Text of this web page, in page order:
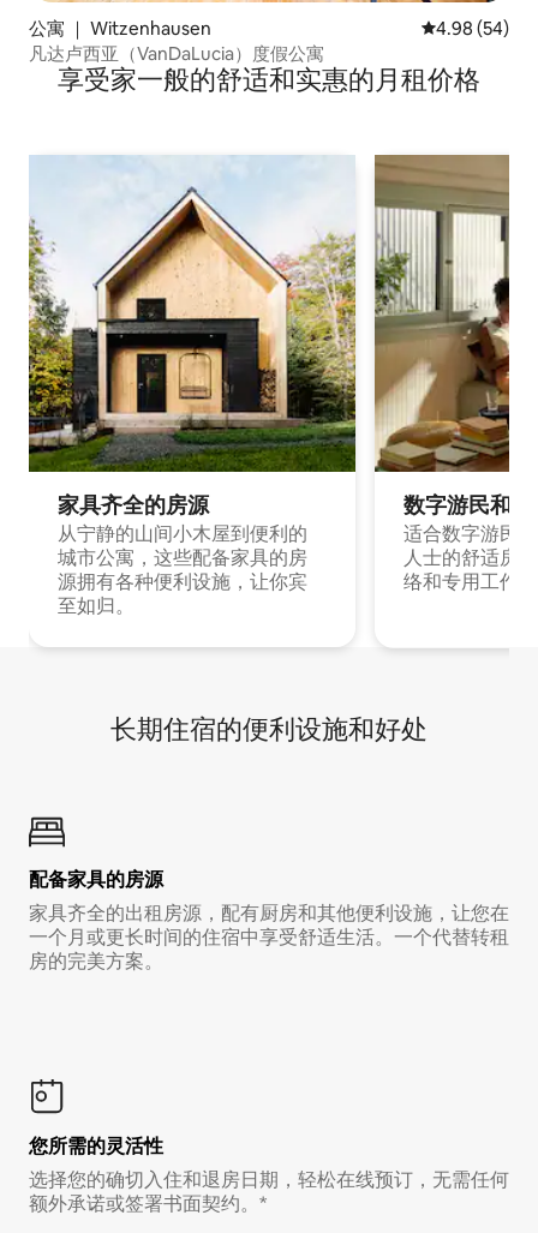
公寓 ｜ Witzenhausen 平均评分 4.98
4.98 (54)
凡达卢西亚（VanDaLucia）度假公寓
享受家一般的舒适和实惠的月租价格
家具齐全的房源
从宁静的山间小木屋到便利的
城市公寓，这些配备家具的房
源拥有各种便利设施，让你宾
至如归。
数字游民和
适合数字游民
人士的舒适房
络和专用工作
长期住宿的便利设施和好处
配备家具的房源
家具齐全的出租房源，配有厨房和其他便利设施，让您在
一个月或更长时间的住宿中享受舒适生活。一个代替转租
房的完美方案。
您所需的灵活性
选择您的确切入住和退房日期，轻松在线预订，无需任何
额外承诺或签署书面契约。*